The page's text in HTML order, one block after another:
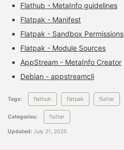
Flathub - MetaInfo guidelines
Flatpak - Manifest
Flatpak - Sandbox Permissions
Flatpak - Module Sources
AppStream - MetaInfo Creator
Debian - appstreamcli
Tags: flathub flatpak flutter
Categories: flutter
Updated: July 21, 2025